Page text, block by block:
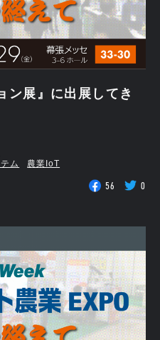
ン展』に出展してき
ム
農業IoT
56 0